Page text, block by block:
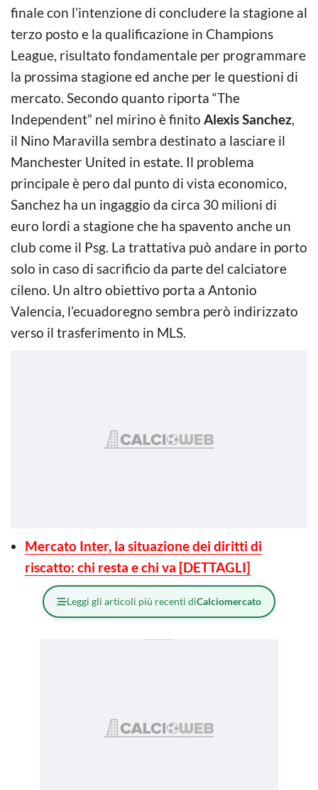
finale con l’intenzione di concludere la stagione al
terzo posto e la qualificazione in Champions
League, risultato fondamentale per programmare
la prossima stagione ed anche per le questioni di
mercato. Secondo quanto riporta “The
Independent” nel mirino è finito Alexis Sanchez,
il Nino Maravilla sembra destinato a lasciare il
Manchester United in estate. Il problema
principale è pero dal punto di vista economico,
Sanchez ha un ingaggio da circa 30 milioni di
euro lordi a stagione che ha spavento anche un
club come il Psg. La trattativa può andare in porto
solo in caso di sacrificio da parte del calciatore
cileno. Un altro obiettivo porta a Antonio
Valencia, l’ecuadoregno sembra però indirizzato
verso il trasferimento in MLS.
Mercato Inter, la situazione dei diritti di
riscatto: chi resta e chi va [DETTAGLI]
Leggi gli articoli più recenti diCalciomercato